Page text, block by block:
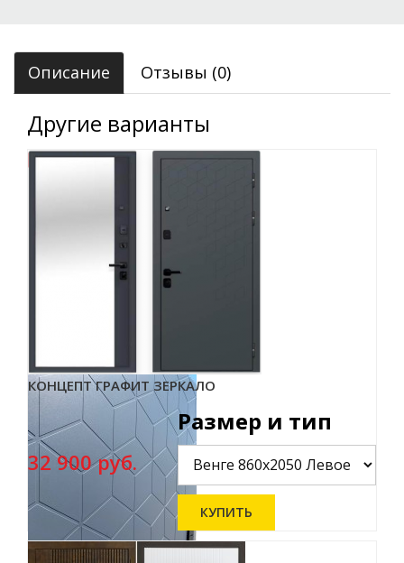
Описание Отзывы (0)
Другие варианты
КОНЦЕПТ ГРАФИТ ЗЕРКАЛО
32 900 руб.
Размер и тип